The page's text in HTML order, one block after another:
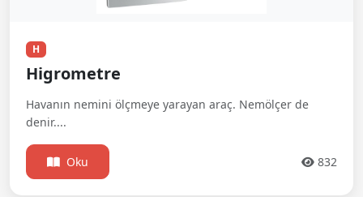
H
Higrometre
Havanın nemini ölçmeye yarayan araç. Nemölçer de
denir....
Oku 832